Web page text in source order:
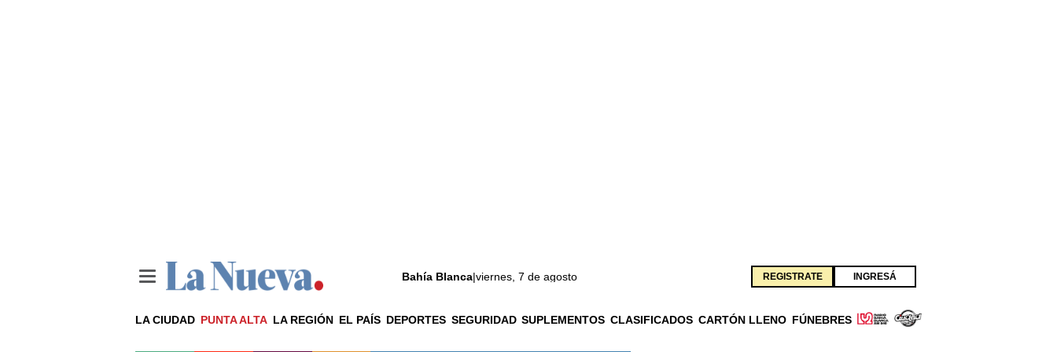
Bahía Blanca|viernes, 7 de agosto REGISTRATE INGRESÁ
LA CIUDAD PUNTA ALTA LA REGIÓN EL PAÍS DEPORTES SEGURIDAD SUPLEMENTOS CLASIFICADOS CARTÓN LLENO FÚNEBRES